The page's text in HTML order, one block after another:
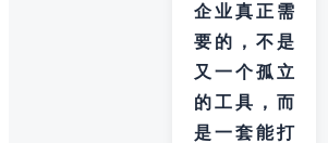
企业真正需
要的，不是
又一个孤立
的工具，而
是一套能打